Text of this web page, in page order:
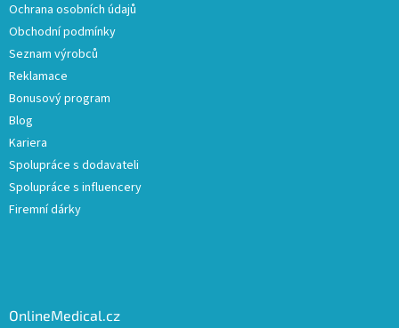
Ochrana osobních údajů
Obchodní podmínky
Seznam výrobců
Reklamace
Bonusový program
Blog
Kariera
Spolupráce s dodavateli
Spolupráce s influencery
Firemní dárky
OnlineMedical.cz